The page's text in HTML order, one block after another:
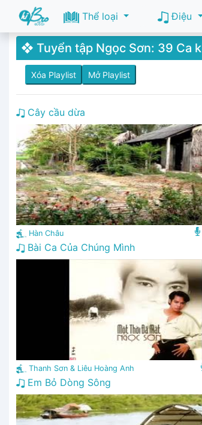
Thể loại Điệu
❖ Tuyển tập Ngọc Sơn: 39 Ca
Xóa Playlist Mở Playlist
Cây cầu dừa
Hàn Châu
Bài Ca Của Chúng Mình
Thanh Sơn & Liêu Hoàng Anh
Em Bỏ Dòng Sông